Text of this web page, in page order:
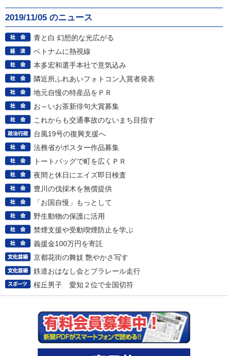
2019/11/05 のニュース
青と白 幻想的な光広がる
ベトナムに熱視線
本多宏和選手本社で意気込み
隣近所ふれあいフォトコン入賞者発表
地元自慢の特産品をＰＲ
お～いお茶新俳句大賞募集
これからも交通事故のないまち目指す
台風19号の復興支援へ
法務省がポスター作品募集
トートバッグで町を広くＰＲ
夜間と休日にエイズ即日検査
豊川の伐採木を無償提供
「お国自慢」もっとして
野生動物の保護に活用
禁煙支援や受動喫煙防止を学ぶ
義援金100万円を寄託
京都花街の舞妓 艶やかさ写す
鉄道おはなし会とプラレール走行
桜丘男子 愛知２位で全国切符